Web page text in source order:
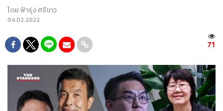
โดยฟ้ารุ่ง ศรีขาว
04.02.2022
71